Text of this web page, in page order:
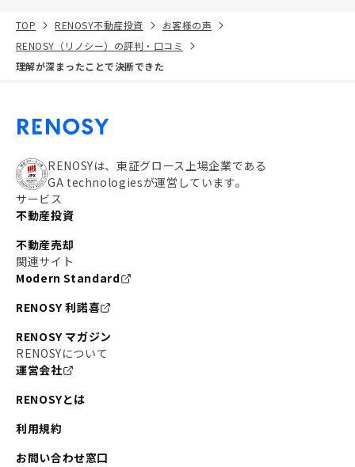
TOP RENOSY不動産投資
お客様の声
RENOSY（リノシー）の評判・口コミ
理解が深まったことで決断できた
RENOSYは、東証グロース上場企業である
GA technologiesが運営しています。
サービス
不動産投資
不動産売却
関連サイト
Modern Standard
RENOSY 利諾喜
RENOSY マガジン
RENOSYについて
運営会社
RENOSYとは
利用規約
お問い合わせ窓口